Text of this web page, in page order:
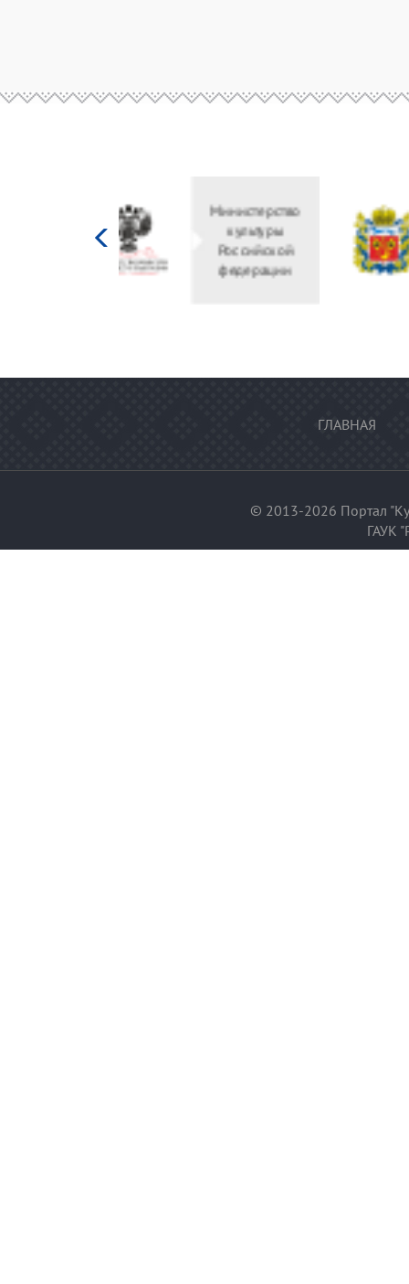
Министерство
культуры
Российской
федерации
ГЛАВНАЯ
© 2013-2026 Портал
ГАУК